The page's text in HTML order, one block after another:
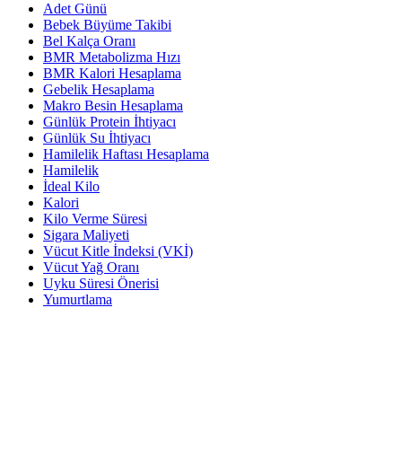
Adet Günü
Bebek Büyüme Takibi
Bel Kalça Oranı
BMR Metabolizma Hızı
BMR Kalori Hesaplama
Gebelik Hesaplama
Makro Besin Hesaplama
Günlük Protein İhtiyacı
Günlük Su İhtiyacı
Hamilelik Haftası Hesaplama
Hamilelik
İdeal Kilo
Kalori
Kilo Verme Süresi
Sigara Maliyeti
Vücut Kitle İndeksi (VKİ)
Vücut Yağ Oranı
Uyku Süresi Önerisi
Yumurtlama